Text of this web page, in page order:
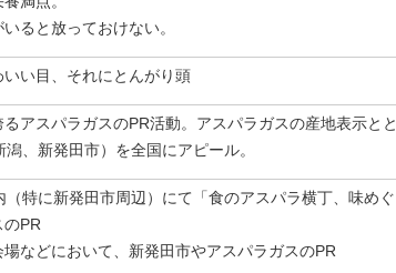
ると放っておけない。
い目、それにとんがり頭
アスパラガスのPR活動。アスパラガスの産地表示とと
、新発田市）を全国にアピール。
（特に新発田市周辺）にて「食のアスパラ横丁、味めぐ
のPR
などにおいて、新発田市やアスパラガスのPR